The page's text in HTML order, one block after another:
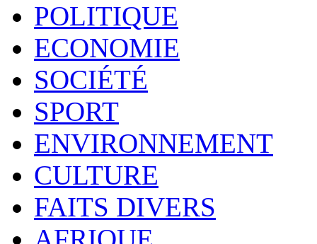
POLITIQUE
ECONOMIE
SOCIÉTÉ
SPORT
ENVIRONNEMENT
CULTURE
FAITS DIVERS